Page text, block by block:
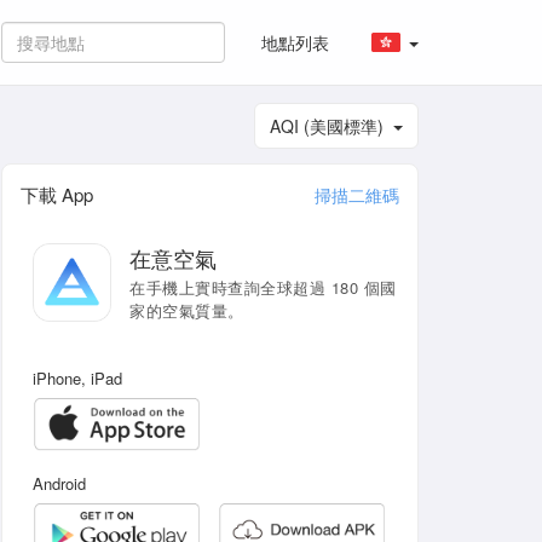
地點列表
AQI (美國標準)
下載 App 掃描二維碼
在意空氣
在手機上實時查詢全球超過 180 個國
家的空氣質量。
iPhone, iPad
Android